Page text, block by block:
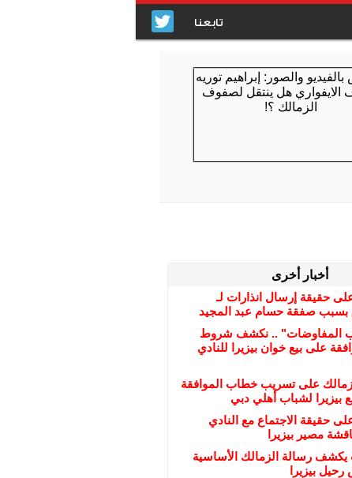
تابعنا
أخبار أخرى
حقيقة إرسال انذارات لـ
بسبب صفقة حسام عبد المجيد
المفاوضات" .. نكشف شروط
على بيع خوان بيزيرا للنادي
على تسريب خطاب الموافقة
لشباب أهلي دبي
حقيقة الاجتماع مع النادي
مصير بيزيرا
رسالة الزمالك الأساسية
بيزيرا